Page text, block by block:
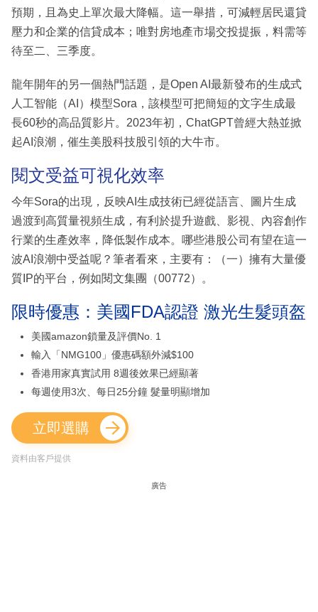
預期，且為史上單次最大降幅。這一舉措，可減輕居民還貸
壓力和企業的信貸成本；唯對房地產市場交投提振，料需等
待至二、三季度。
龍年開年的另一個熱門話題，是Open AI最新發布的生成式
人工智能（AI）模型Sora，該模型可把簡短的文字生成最
長60秒的高品質影片。2023年初，ChatGPT曾經大熱並掀
起AI浪潮，催生美股科技股引領的大牛市。
閱文受益可視化效率
今年Sora的出現，反映AI生成技術已經從語言、圖片生成
過渡到高質量視頻生成，有利於提升遊戲、影視、內容創作
行業的生產效率，降低製作成本。哪些港股公司有望在這一
波AI浪潮中受益呢？筆者看來，主要有：（一）擁有大量優
質IP的平台，例如閱文集團（00772）。
限時優惠：美國FDA認證 激光生髮頭盔
美國amazon鎖量及評價No. 1
輸入「NMG100」優惠碼額外減$100
香港用家真實試用 8週後效果已經顯著
每週使用3次、每日25分鐘 髮量明顯增加
立即選購
資料由客戶提供
廣告